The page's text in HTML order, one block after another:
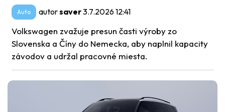
Auto autorsaver3.7.2026 12:41
Volkswagen zvažuje presun časti výroby zo
Slovenska a Číny do Nemecka, aby naplnil kapacity
závodov a udržal pracovné miesta.